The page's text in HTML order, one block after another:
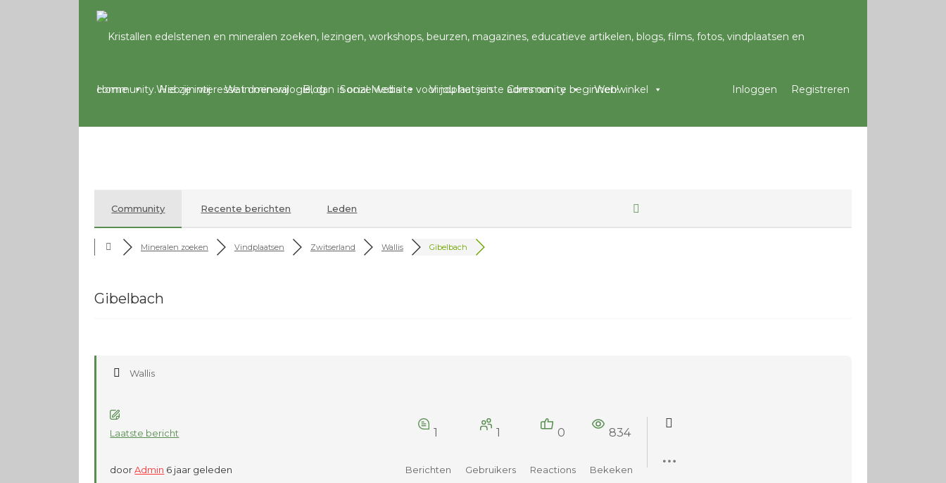
Home Wie zijn wij Wat doen wij Blog Social Media Vindplaatsen Community Webwinkel Registreren
Inloggen
Community Recente berichten Leden
Mineralen zoeken Vindplaatsen Zwitserland Wallis Gibelbach
Gibelbach
Wallis
Laatste bericht
door Admin 6 jaar geleden
1
Berichten
1
Gebruikers
0
Reactions
834
Bekeken